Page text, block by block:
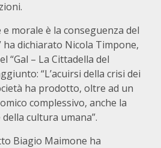
morale è la conseguenza del
ha dichiarato Nicola Timpone,
“Gal – La Cittadella del
“L’acuirsi della crisi dei
ha prodotto, oltre ad un
complessivo, anche la
cultura umana”.
Biagio Maimone ha